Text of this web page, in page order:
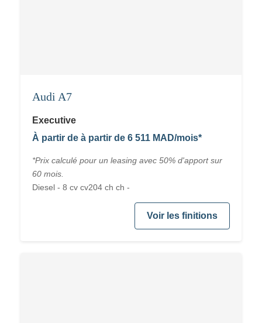
Audi A7
Executive
À partir de à partir de 6 511 MAD/mois*
*Prix calculé pour un leasing avec 50% d'apport sur
60 mois.
Diesel - 8 cv cv204 ch ch -
Voir les finitions